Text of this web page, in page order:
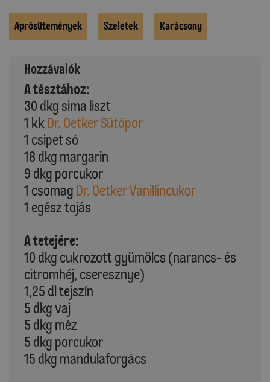
Aprósütemények Szeletek Karácsony
Hozzávalók
A tésztához:
30 dkg sima liszt
1 kk Dr. Oetker Sütőpor
1 csipet só
18 dkg margarin
9 dkg porcukor
1 csomag Dr. Oetker Vanillincukor
1 egész tojás
A tetejére:
10 dkg cukrozott gyümölcs (narancs- és
citromhéj, cseresznye)
1,25 dl tejszín
5 dkg vaj
5 dkg méz
5 dkg porcukor
15 dkg mandulaforgács